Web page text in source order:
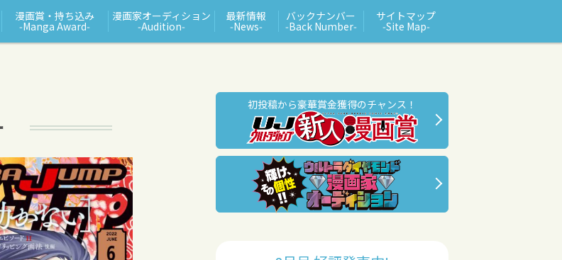
漫画賞・持ち込み
‑Manga Award‑
漫画家オーディション
‑Audition‑
最新情報
‑News‑
バックナンバー
‑Back Number‑
サイトマップ
‑Site Map‑
初投稿から豪華賞金獲得のチャンス！